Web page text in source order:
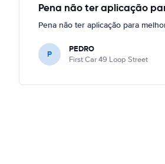
Pena não ter aplicação
Pena não ter aplicação para
P PEDRO
First Car 49 Loop Street